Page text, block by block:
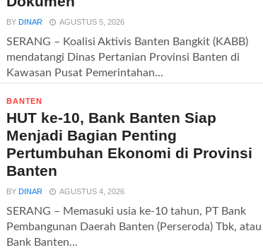
BYDINAR AGUSTUS 5, 2026
SERANG – Koalisi Aktivis Banten Bangkit (KABB)
mendatangi Dinas Pertanian Provinsi Banten di
Kawasan Pusat Pemerintahan...
BANTEN
HUT ke-10, Bank Banten Siap
Menjadi Bagian Penting
Pertumbuhan Ekonomi di Provinsi
Banten
BYDINAR AGUSTUS 4, 2026
SERANG – Memasuki usia ke-10 tahun, PT Bank
Pembangunan Daerah Banten (Perseroda) Tbk, atau
Bank Banten...